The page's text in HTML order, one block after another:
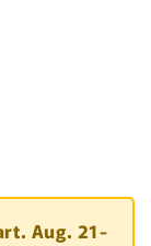
Aug. 21-